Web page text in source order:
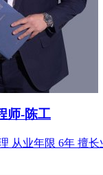
师-陈工
从业年限 6年 擅